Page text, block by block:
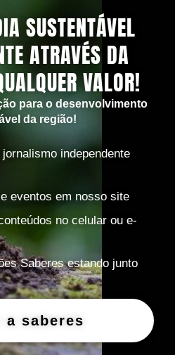
SUSTENTÁVEL
ATRAVÉS DA
VALOR!
para o desenvolvimento
da região!
independente
eventos em nosso site
no celular ou e-
Saberes estando junto
a saberes